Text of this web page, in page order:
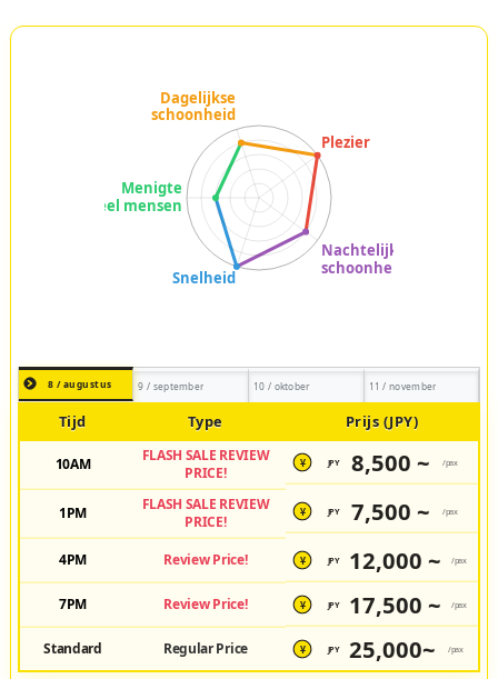
8 / augustus 9 / september 10 / oktober 11 / november
Tijd Type Prijs (JPY)
10AM
FLASH SALE REVIEW
PRICE!
¥ JPY 8,500 ~ /pax
1PM
FLASH SALE REVIEW
PRICE!
¥ JPY 7,500 ~ /pax
4PM Review Price! ¥ JPY 12,000 ~ /pax
7PM Review Price! ¥ JPY 17,500 ~ /pax
Standard Regular Price ¥ JPY 25,000~ /pax